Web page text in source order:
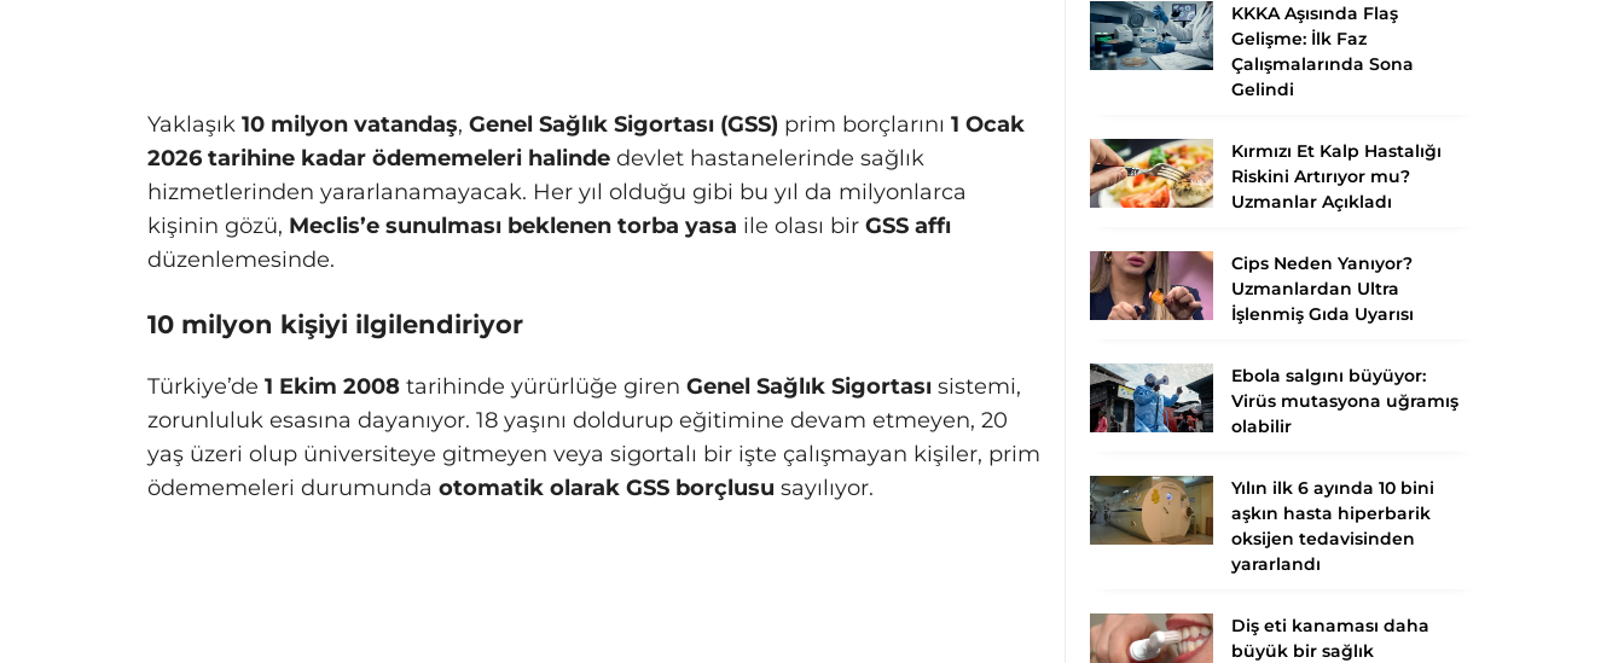
Yaklaşık 10 milyon vatandaş, Genel Sağlık Sigortası (GSS) prim borçlarını 1 Ocak
2026 tarihine kadar ödememeleri halinde devlet hastanelerinde sağlık
hizmetlerinden yararlanamayacak. Her yıl olduğu gibi bu yıl da milyonlarca
kişinin gözü, Meclis’e sunulması beklenen torba yasa ile olası bir GSS affı
düzenlemesinde.
10 milyon kişiyi ilgilendiriyor
Türkiye’de 1 Ekim 2008 tarihinde yürürlüğe giren Genel Sağlık Sigortası sistemi,
zorunluluk esasına dayanıyor. 18 yaşını doldurup eğitimine devam etmeyen, 20
yaş üzeri olup üniversiteye gitmeyen veya sigortalı bir işte çalışmayan kişiler, prim
ödememeleri durumunda otomatik olarak GSS borçlusu sayılıyor.
KKKA Aşısında Flaş
Gelişme: İlk Faz
Çalışmalarında Sona
Gelindi
Kırmızı Et Kalp Hastalığı
Riskini Artırıyor mu?
Uzmanlar Açıkladı
Cips Neden Yanıyor?
Uzmanlardan Ultra
İşlenmiş Gıda Uyarısı
Ebola salgını büyüyor:
Virüs mutasyona uğramış
olabilir
Yılın ilk 6 ayında 10 bini
aşkın hasta hiperbarik
oksijen tedavisinden
yararlandı
Diş eti kanaması daha
büyük bir sağlık